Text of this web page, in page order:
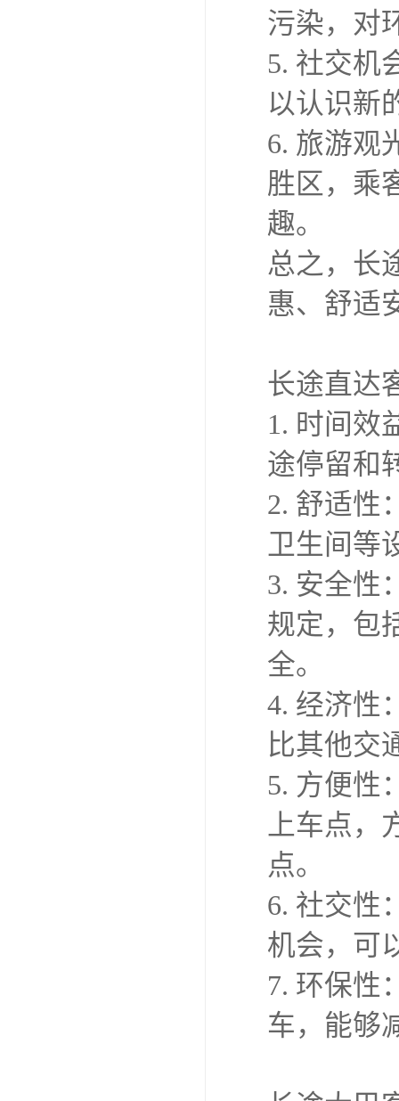
污染，对
5. 社交机
以认识新
6. 旅游观
胜区，乘
趣。
总之，长
惠、舒适
长途直达
1. 时间效
途停留和
2. 舒适性
卫生间等
3. 安全性
规定，包
全。
4. 经济性
比其他交
5. 方便性
上车点，
点。
6. 社交性
机会，可
7. 环保性
车，能够